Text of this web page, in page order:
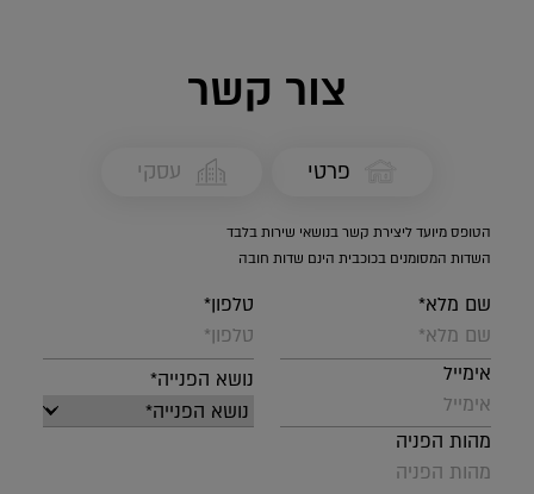
צור קשר
פרטי עסקי
הטופס מיועד ליצירת קשר בנושאי שירות בלבד
השדות המסומנים בכוכבית הינם שדות חובה
שם מלא* טלפון*
אימייל נושא הפנייה*
מהות הפניה